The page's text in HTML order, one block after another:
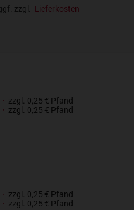
zzgl. Lieferkosten
· zzgl. 0,25 € Pfand
· zzgl. 0,25 € Pfand
· zzgl. 0,25 € Pfand
· zzgl. 0,25 € Pfand